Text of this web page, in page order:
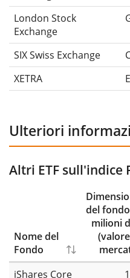
London Stock
Exchange
SIX Swiss Exchange
XETRA
Ulteriori
Altri ETF sull'indice
Nome del
Fondo
del
milioni
iShares Core